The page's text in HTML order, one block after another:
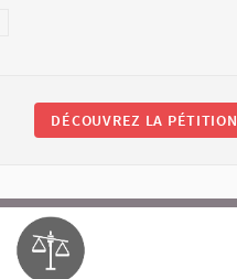
DÉCOUVREZ LA PÉTITION